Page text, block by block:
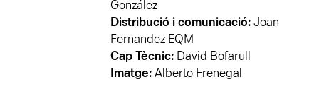
González
Distribució i comunicació:Joan
Fernandez EQM
Cap Tècnic:David Bofarull
Imatge:Alberto Frenegal